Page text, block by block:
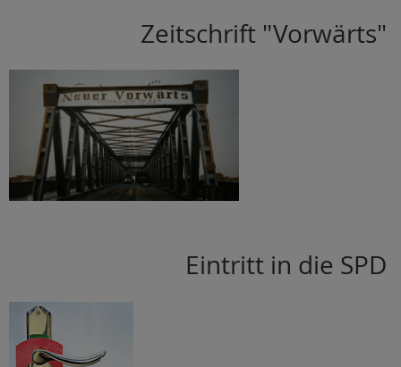
Zeitschrift "Vorwärts"
Eintritt in die SPD